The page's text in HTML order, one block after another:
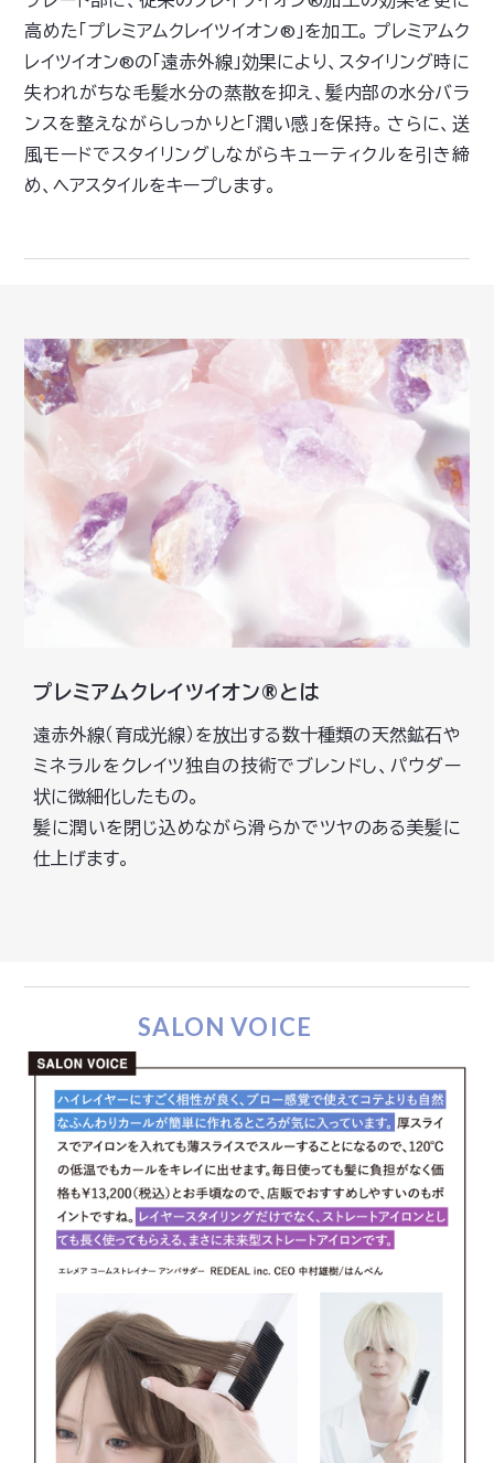
高めた「プレミアムクレイツイオン®」を加工。 プレミアムク
レイツイオン®の「遠赤外線」効果により、スタイリング時に
失われがちな毛髪水分の蒸散を抑え、髪内部の水分バラ
ンスを整えながらしっかりと「潤い感」を保持。 さらに、送
風モードでスタイリングしながらキューティクルを引き締
め、ヘアスタイルをキープします。
プレミアムクレイツイオン®とは
遠赤外線（育成光線）を放出する数十種類の天然鉱石や
ミネラルをクレイツ独自の技術でブレンドし、パウダー
状に微細化したもの。
髪に潤いを閉じ込めながら滑らかでツヤのある美髪に
仕上げます。
SALON VOICE